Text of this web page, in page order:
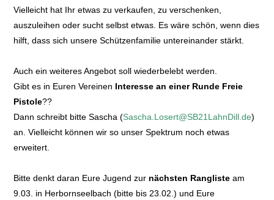
Vielleicht hat Ihr etwas zu verkaufen, zu verschenken,
auszuleihen oder sucht selbst etwas. Es wäre schön, wenn dies
hilft, dass sich unsere Schützenfamilie untereinander stärkt.
Auch ein weiteres Angebot soll wiederbelebt werden.
Gibt es in Euren Vereinen Interesse an einer Runde Freie
Pistole??
Dann schreibt bitte Sascha (Sascha.Losert@SB21LahnDill.de)
an. Vielleicht können wir so unser Spektrum noch etwas
erweitert.
Bitte denkt daran Eure Jugend zur nächsten Rangliste am
9.03. in Herbornseelbach (bitte bis 23.02.) und Eure